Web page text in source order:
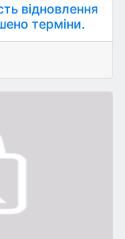
відновлення
терміни.